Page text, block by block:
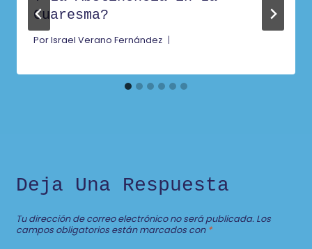
Cuaresma?
PorIsrael Verano Fernández
Deja Una Respuesta
Tu dirección de correo electrónico no será publicada. Los
campos obligatorios están marcados con *